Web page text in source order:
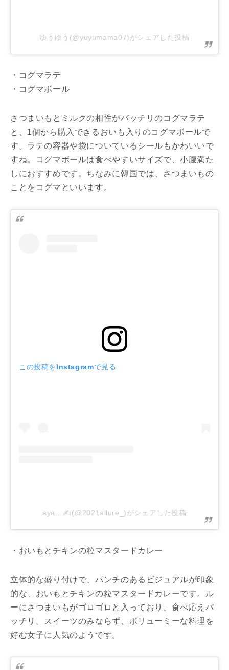
ゆうゆう(@yuyumama07)がシェアした投稿
・コグマラテ
・コグマボール
さつまいもとミルクの相性がバッチリのコグマラテ
と、1個から購入できるおいも入りのコグマボールで
す。ラテの容器や袋についているシールもかわいいで
すね。コグマボールは食べやすいサイズで、小腹満た
しにおすすめです。ちなみに韓国では、さつまいもの
ことをコグマといいます。
この投稿をInstagramで見る
aya…✍️(@2021allure_)がシェアした投稿
・おいもとチキンの粒マスタードカレー
立体的な盛り付けで、パンチのあるビジュアルが印象
的な、おいもとチキンの粒マスタードカレーです。ル
ーにさつまいもがゴロゴロと入っており、食べ応えバ
ッチリ。スイーツのみならず、ボリューミーな料理を
好む女子に人気のようです。